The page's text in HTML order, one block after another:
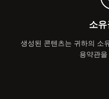
소유
생성된 콘텐츠는 귀하의 소
용약관